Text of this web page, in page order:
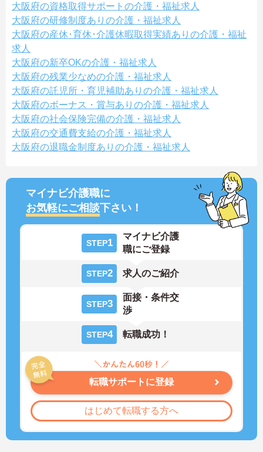
大阪府の資格取得サポートの介護・福祉求人
大阪府の研修制度ありの介護・福祉求人
大阪府の産休･育休･介護休暇取得実績ありの介護・福祉
求人
大阪府の新卒OKの介護・福祉求人
大阪府の残業少なめの介護・福祉求人
大阪府の託児所・育児補助ありの介護・福祉求人
大阪府のボーナス・賞与ありの介護・福祉求人
大阪府の社会保険完備の介護・福祉求人
大阪府の交通費支給の介護・福祉求人
大阪府の退職金制度ありの介護・福祉求人
マイナビ介護職に
お気軽にご相談下さい！
STEP1
マイナビ介護
職にご登録
STEP2 求人のご紹介
STEP3
面接・条件交
渉
STEP4 転職成功！
転職サポートに登録
はじめて転職する方へ